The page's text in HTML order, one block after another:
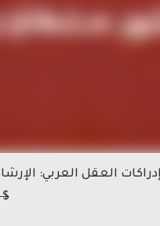
العقل العربي:
$